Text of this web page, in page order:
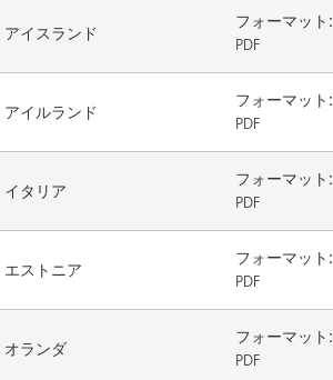
アイスランド
フォーマット:
PDF
アイルランド
フォーマット:
PDF
イタリア
フォーマット:
PDF
エストニア
フォーマット:
PDF
オランダ
フォーマット:
PDF